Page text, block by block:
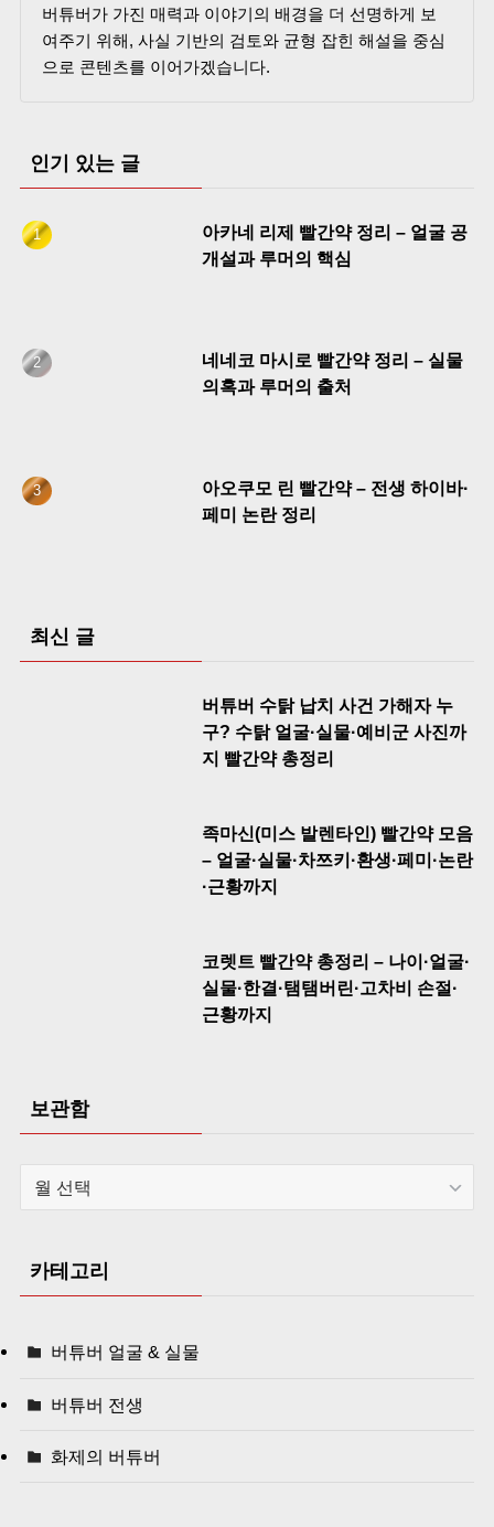
버튜버가 가진 매력과 이야기의 배경을 더 선명하게 보
여주기 위해, 사실 기반의 검토와 균형 잡힌 해설을 중심
으로 콘텐츠를 이어가겠습니다.
인기 있는 글
아카네 리제 빨간약 정리 – 얼굴 공
개설과 루머의 핵심
네네코 마시로 빨간약 정리 – 실물
의혹과 루머의 출처
아오쿠모 린 빨간약 – 전생 하이바·
페미 논란 정리
최신 글
버튜버 수탉 납치 사건 가해자 누
구? 수탉 얼굴·실물·예비군 사진까
지 빨간약 총정리
족마신(미스 발렌타인) 빨간약 모음
– 얼굴·실물·차쯔키·환생·페미·논란
·근황까지
코렛트 빨간약 총정리 – 나이·얼굴·
실물·한결·탬탬버린·고차비 손절·
근황까지
보관함
카테고리
버튜버 얼굴 & 실물
버튜버 전생
화제의 버튜버